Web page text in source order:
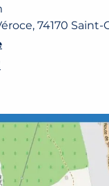
74170 Saint-